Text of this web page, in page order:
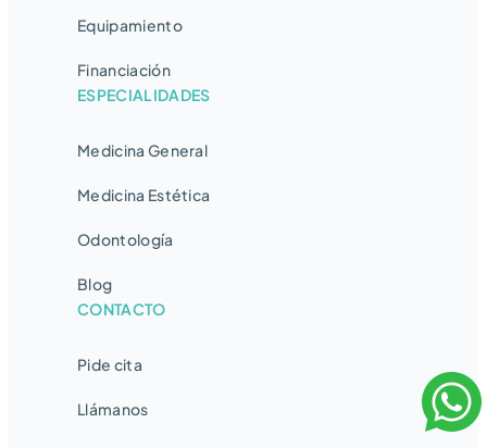
Equipamiento
Financiación
ESPECIALIDADES
Medicina General
Medicina Estética
Odontología
Blog
CONTACTO
Pide cita
Llámanos